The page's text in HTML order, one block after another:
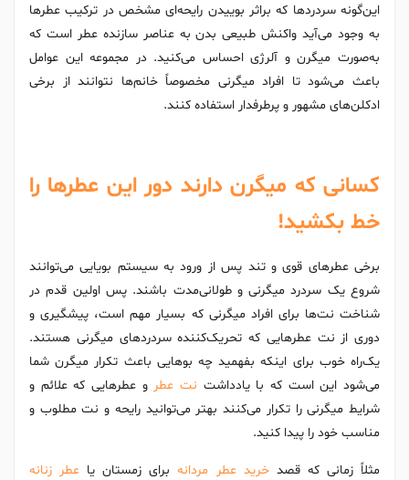
این‌گونه سردردها که براثر بوییدن رایحه‌ای مشخص در ترکیب عطرها
به وجود می‌آید واکنش طبیعی بدن به عناصر سازنده عطر است که
به‌صورت میگرن و آلرژی احساس می‌کنید. در مجموعه این عوامل
باعث می‌شود تا افراد میگرنی مخصوصاً خانم‌ها نتوانند از برخی
ادکلن‌های مشهور و پرطرفدار استفاده کنند.
کسانی که میگرن دارند دور این عطرها را
خط بکشید!
برخی عطرهای قوی و تند پس از ورود به سیستم بویایی می‌توانند
شروع یک سردرد میگرنی و طولانی‌مدت باشند. پس اولین قدم در
شناخت نت‌ها برای افراد میگرنی که بسیار مهم است، پیشگیری و
دوری از نت عطرهایی که تحریک‌کننده سردردهای میگرنی هستند.
یک‌راه خوب برای اینکه بفهمید چه بوهایی باعث تکرار میگرن شما
می‌شود این است که با یادداشت نت‌ عطر و عطرهایی که علائم و
شرایط میگرنی را تکرار می‌کنند بهتر می‌توانید رایحه و نت مطلوب و
مناسب خود را پیدا کنید.
مثلاً زمانی که قصدخرید عطر مردانهبرای زمستان یا عطر زنانه